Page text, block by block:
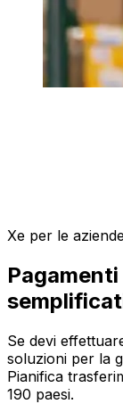
Xe per le
Se devi
soluzioni per la
Pianifica
190 paesi.